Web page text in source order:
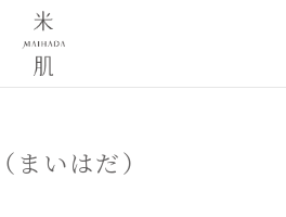
まいはだ）